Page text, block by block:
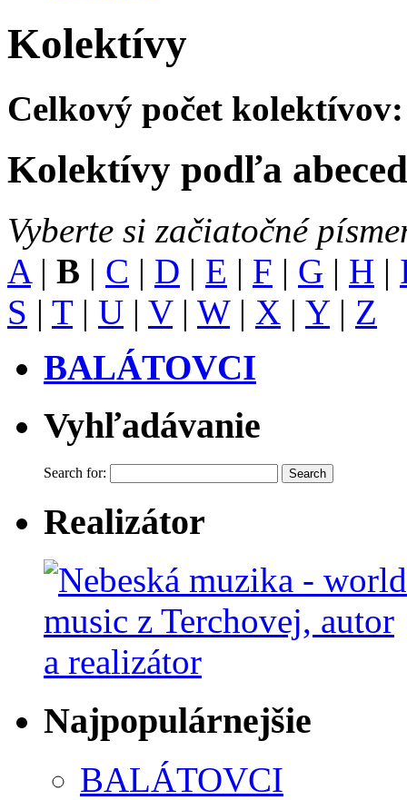
Kolektívy
Celkový počet kolektívov:
Kolektívy podľa
Vyberte si začiatočné
A | B | C | D | E | F | G | H |
S | T| U | V| W| X | Y| Z
BALÁTOVCI
Vyhľadávanie
Search for:
Realizátor
Najpopulárnejšie
BALÁTOVCI